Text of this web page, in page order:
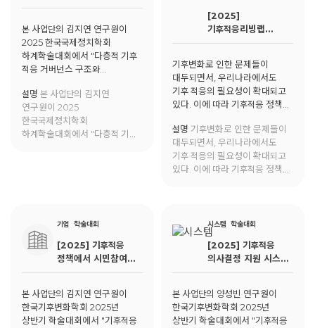
시민참여의 상호작용:
본 사업단의 김지연 연구원이
2025 한국국제정치학회
하계학술대회에서 "다층적 기후
적응 거버넌스 구조와
경험"에 대해 발표함.
설명 본 사업단의 김지연
연구원이 2025
한국국제정치학회
하계학술대회에서 "다층적 기후
[2025]
기후적응리빙랩
가이드북
기후변화로 인한 문제들이
대두되면서, 우리나라에서도
기후 적응의 필요성이 확대되고
있다. 이에 따라 기후적응 정책은
지역의 특성과 주민들의 참여를
기반으로 한 상향식 의사결정이
기후변화 문제에 대응하는
방식이 적합한 방식으로 제기
담았다.
설명 기후변화로 인한 문제들이
대두되면서, 우리나라에서도
기후 적응의 필요성이 확대되고
있다. 이에 따라 기후적응 정책은
기후변화 문제에 대응하는
방식이 적합한 방식으로 제기
되었다. 이에 따라, 해당 책은
현장 중심적이며 실행 가능한
기후적응 리빙랩의 가이드를
담았다.
기업 학술대회
[2025] 기후적응
정책에서 시민참여
제도화 모델 비교:
분석
본 사업단의 김지연 연구원이
한국기후변화학회 2025년
상반기 학술대회에서 "기후적응
시스템 학술대회
[2025] 기후적응
의사결정 지원 시스템
구축에 관한 리빙랩
전략
본 사업단의 양성빈 연구원이
한국기후변화학회 2025년
상반기 학술대회에서 "기후적응